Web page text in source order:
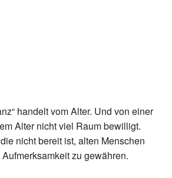
handelt vom Alter. Und von einer
Alter nicht viel Raum bewilligt.
nicht bereit ist, alten Menschen
zu gewähren.